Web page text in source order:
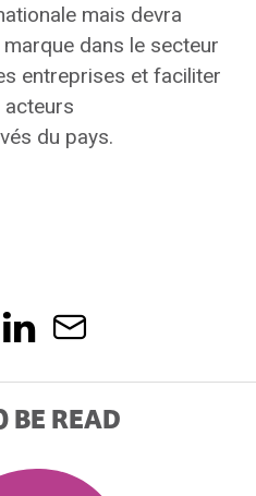
mais devra
dans le secteur
entreprises et faciliter
acteurs
du pays.
BE READ